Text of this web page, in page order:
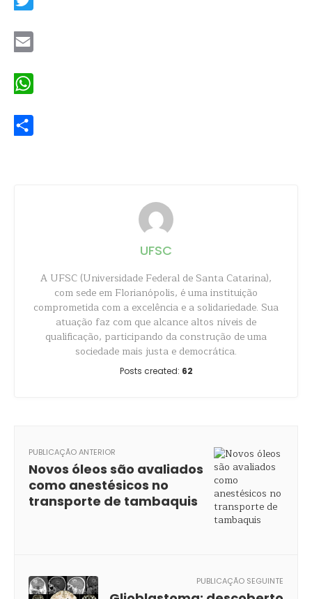
UFSC
A UFSC (Universidade Federal de Santa Catarina),
com sede em Florianópolis, é uma instituição
comprometida com a excelência e a solidariedade. Sua
atuação faz com que alcance altos níveis de
qualificação, participando da construção de uma
sociedade mais justa e democrática.
Posts created: 62
PUBLICAÇÃO ANTERIOR
Novos óleos são avaliados
como anestésicos no
transporte de tambaquis
PUBLICAÇÃO SEGUINTE